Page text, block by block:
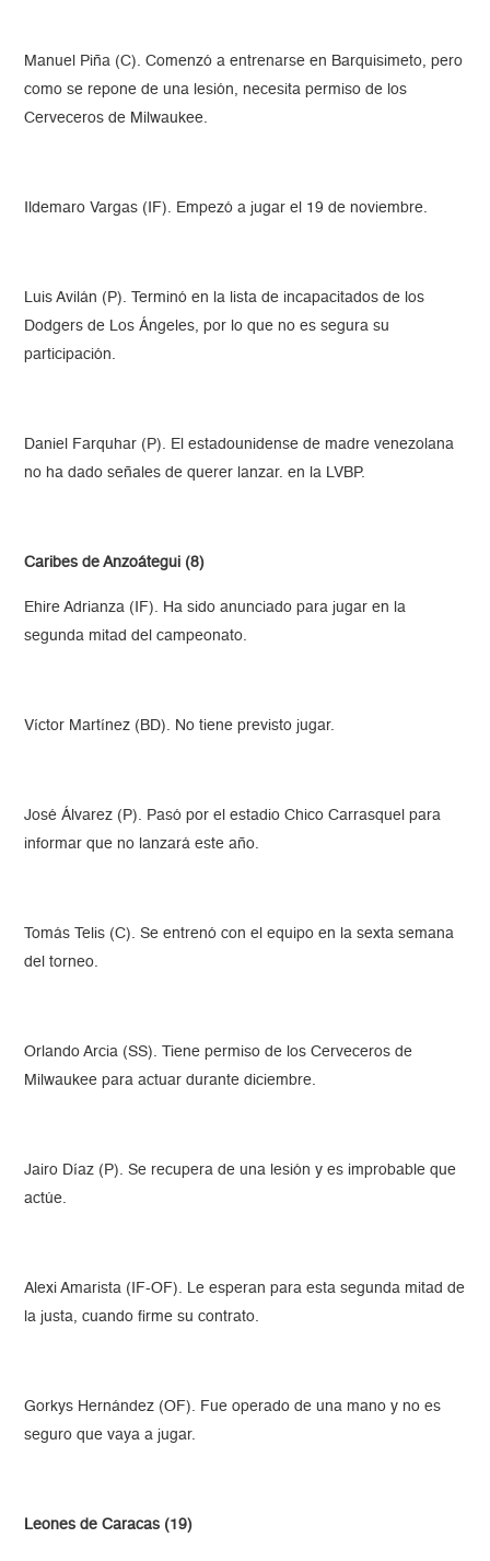
Manuel Piña (C). Comenzó a entrenarse en Barquisimeto, pero
como se repone de una lesión, necesita permiso de los
Cerveceros de Milwaukee.
Ildemaro Vargas (IF). Empezó a jugar el 19 de noviembre.
Luis Avilán (P). Terminó en la lista de incapacitados de los
Dodgers de Los Ángeles, por lo que no es segura su
participación.
Daniel Farquhar (P). El estadounidense de madre venezolana
no ha dado señales de querer lanzar. en la LVBP.
Caribes de Anzoátegui (8)
Ehire Adrianza (IF). Ha sido anunciado para jugar en la
segunda mitad del campeonato.
Víctor Martínez (BD). No tiene previsto jugar.
José Álvarez (P). Pasó por el estadio Chico Carrasquel para
informar que no lanzará este año.
Tomás Telis (C). Se entrenó con el equipo en la sexta semana
del torneo.
Orlando Arcia (SS). Tiene permiso de los Cerveceros de
Milwaukee para actuar durante diciembre.
Jairo Díaz (P). Se recupera de una lesión y es improbable que
actúe.
Alexi Amarista (IF-OF). Le esperan para esta segunda mitad de
la justa, cuando firme su contrato.
Gorkys Hernández (OF). Fue operado de una mano y no es
seguro que vaya a jugar.
Leones de Caracas (19)